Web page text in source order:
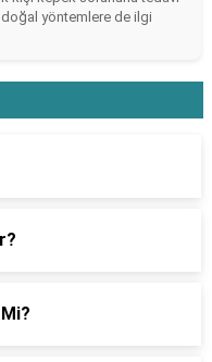
yöntemlere de ilgi